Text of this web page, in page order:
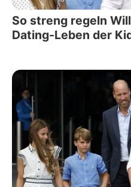
So streng regeln
Dating-Leben der